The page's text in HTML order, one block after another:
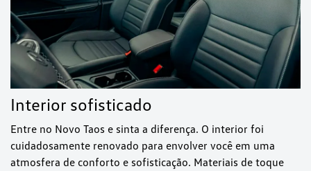
Interior sofisticado
Entre no Novo Taos e sinta a diferença. O interior foi
cuidadosamente renovado para envolver você em uma
atmosfera de conforto e sofisticação. Materiais de toque